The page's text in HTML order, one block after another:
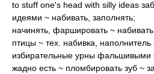
to stuff one's head with silly ideas
идеями ~ набивать, заполнять;
начинять, фаршировать ~
птицы ~ тех. набивка,
избирательные урны фальшивыми
жадно есть ~ пломбировать зуб ~